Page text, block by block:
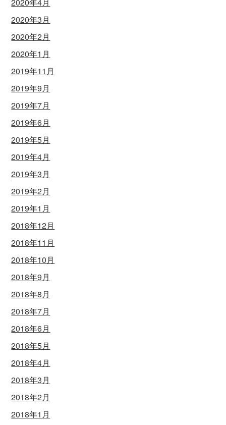
2020年3月
2020年2月
2020年1月
2019年11月
2019年9月
2019年7月
2019年6月
2019年5月
2019年4月
2019年3月
2019年2月
2019年1月
2018年12月
2018年11月
2018年10月
2018年9月
2018年8月
2018年7月
2018年6月
2018年5月
2018年4月
2018年3月
2018年2月
2018年1月